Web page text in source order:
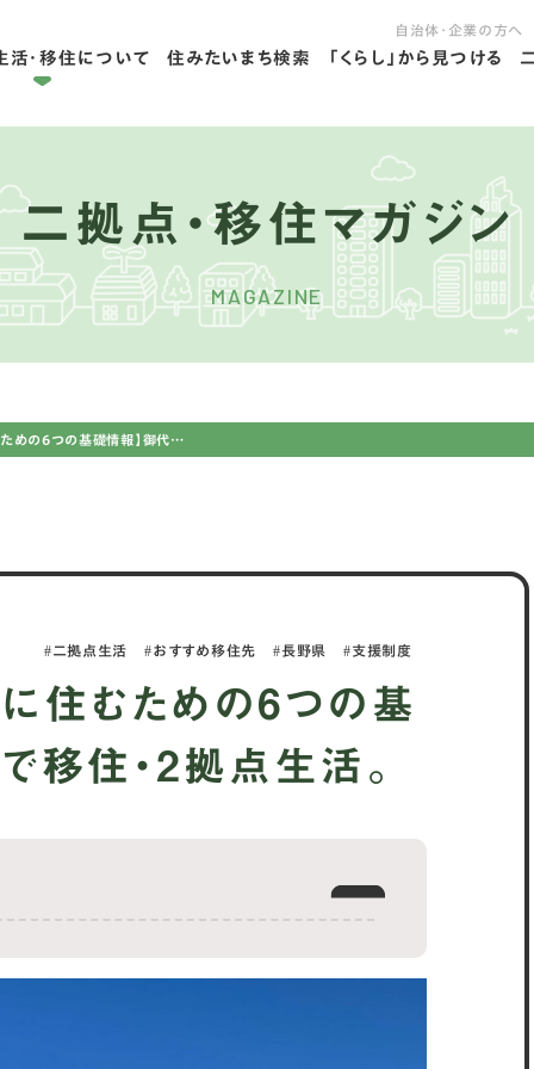
自治体・企業の方へ
活・移住について
点ライフを学ぶ
ライフを学ぶ
住みたいまち検索 「くらし」から見つける
二拠点・移住マガジン
MAGAZINE
【長野県御代田町に住むための6つの基礎情報】御代田町で移住・2拠点生活。
二拠点生活 おすすめ移住先 長野県 支援制度
住むための6つの基
移住・2拠点生活。